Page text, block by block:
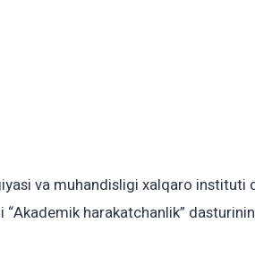
va muhandisligi xalqaro instituti
harakatchanlik”